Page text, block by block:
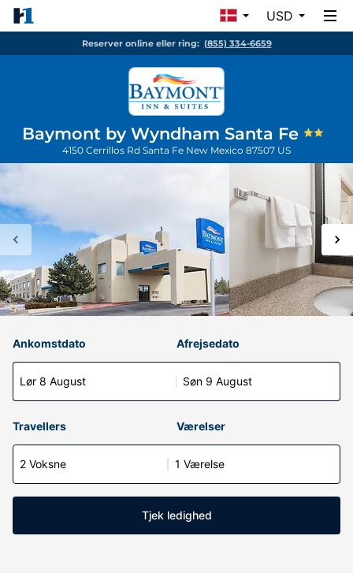
USD
Reserver online eller ring: (855) 334-6659
Baymont by Wyndham Santa Fe
4150 Cerrillos Rd Santa Fe New Mexico 87507 US
Ankomstdato
Lør 8 August
Afrejsedato
Søn 9 August
Travellers Værelser
2 Voksne 1 Værelse
Tjek ledighed